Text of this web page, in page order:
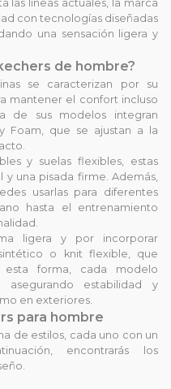
las líneas actuales, la marca
con tecnologías diseñadas
una sensación ligera y
de hombre?
se caracterizan por su
mantener el confort incluso
de sus modelos integran
Foam, que se ajustan a la
y suelas flexibles, estas
y una pisada firme. Además,
usarlas para diferentes
hasta el entrenamiento
ligera y por incorporar
o knit flexible, que
esta forma, cada modelo
estabilidad y
en exteriores.
para hombre
de estilos, cada uno con un
encontrarás los